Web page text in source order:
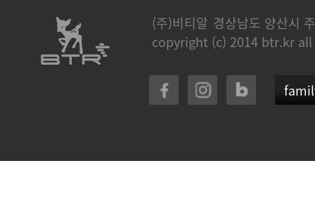
(주)비티알 경상남도 양산시
copyright (c) 2014 btr.kr